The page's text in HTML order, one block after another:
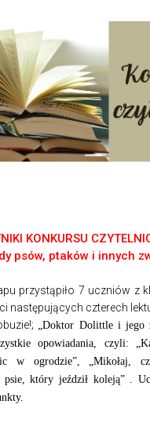
KONKURSU
psów, ptaków i innych
przystąpiło 7 uczniów z
następujących czterech
„Doktor Dolittle i jego
opowiadania, czyli:
w ogrodzie”, „Mikołaj,
psie, który jeździł koleją” .